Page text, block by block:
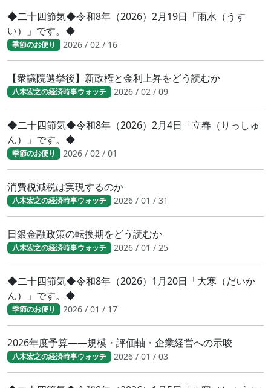
◆二十四節気◆令和8年（2026）2月19日「雨水（うす
い）」です。◆
季節のお便り 2026 / 02 / 16
【衆議院選挙後】新政権と金利上昇をどう読むか
八木宏之の経済時事ウォッチ 2026 / 02 / 09
◆二十四節気◆令和8年（2026）2月4日「立春（りっしゅ
ん）」です。◆
季節のお便り 2026 / 02 / 01
消費税減税は実現するのか
八木宏之の経済時事ウォッチ 2026 / 01 / 31
日銀金融政策の転換期をどう読むか
八木宏之の経済時事ウォッチ 2026 / 01 / 25
◆二十四節気◆令和8年（2026）1月20日「大寒（だいか
ん）」です。◆
季節のお便り 2026 / 01 / 17
2026年度予算――規模・評価軸・企業経営への示唆
八木宏之の経済時事ウォッチ 2026 / 01 / 03